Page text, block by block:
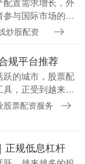
与国际市场的热
上众多配资平
炒股配资
规平台推荐
的城市，股票配
，正受到越来越
面对市场上众多
股票配资服务
正规低息杠杆